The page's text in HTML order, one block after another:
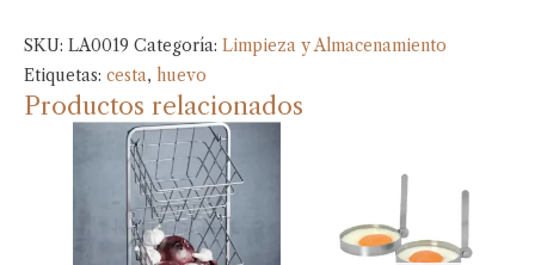
SKU: LA0019 Categoría: Limpieza y Almacenamiento
Etiquetas: cesta, huevo
Productos relacionados